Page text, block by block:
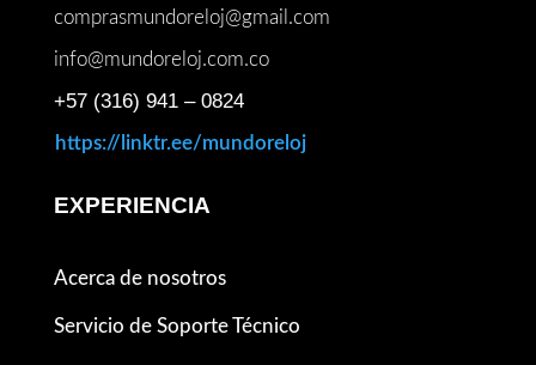
comprasmundoreloj@gmail.com
info@mundoreloj.com.co
+57 (316) 941 – 0824
https://linktr.ee/mundoreloj
EXPERIENCIA
Acerca de nosotros
Servicio de Soporte Técnico